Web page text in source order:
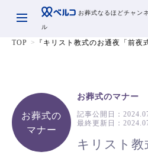
お葬式なるほどチャンネ
ル
TOP 『キリスト教式のお通夜「前夜
お葬式の
マナー
お葬式のマナー
記事公開日：
最終更新日：
キリスト教